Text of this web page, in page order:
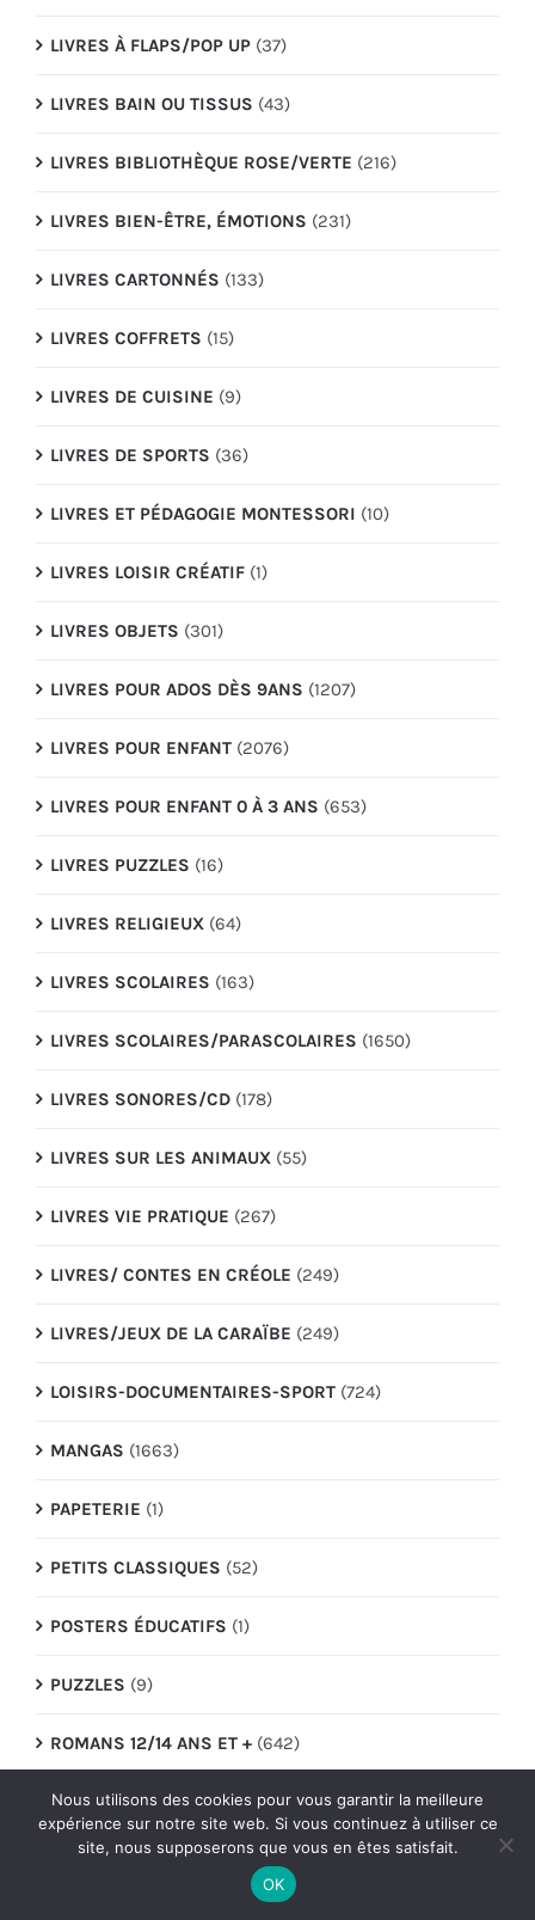
LIVRES À FLAPS/POP UP (37)
LIVRES BAIN OU TISSUS (43)
LIVRES BIBLIOTHÈQUE ROSE/VERTE (216)
LIVRES BIEN-ÊTRE, ÉMOTIONS (231)
LIVRES CARTONNÉS (133)
LIVRES COFFRETS (15)
LIVRES DE CUISINE (9)
LIVRES DE SPORTS (36)
LIVRES ET PÉDAGOGIE MONTESSORI (10)
LIVRES LOISIR CRÉATIF (1)
LIVRES OBJETS (301)
LIVRES POUR ADOS DÈS 9ANS (1207)
LIVRES POUR ENFANT (2076)
LIVRES POUR ENFANT 0 À 3 ANS (653)
LIVRES PUZZLES (16)
LIVRES RELIGIEUX (64)
LIVRES SCOLAIRES (163)
LIVRES SCOLAIRES/PARASCOLAIRES (1650)
LIVRES SONORES/CD (178)
LIVRES SUR LES ANIMAUX (55)
LIVRES VIE PRATIQUE (267)
LIVRES/ CONTES EN CRÉOLE (249)
LIVRES/JEUX DE LA CARAÏBE (249)
LOISIRS-DOCUMENTAIRES-SPORT (724)
MANGAS (1663)
PAPETERIE (1)
PETITS CLASSIQUES (52)
POSTERS ÉDUCATIFS (1)
PUZZLES (9)
ROMANS 12/14 ANS ET + (642)
ROMANS 9/12 ANS (547)
TATOOS
Nous utilisons des cookies pour vous garantir la meilleure
expérience sur notre site web. Si vous continuez à utiliser ce
site, nous supposerons que vous en êtes satisfait.
OK